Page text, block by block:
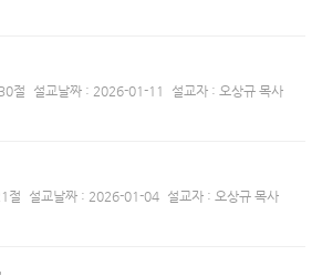
절 설교날짜 : 2026-01-11 설교자 : 오상규 목사
절 설교날짜 : 2026-01-04 설교자 : 오상규 목사